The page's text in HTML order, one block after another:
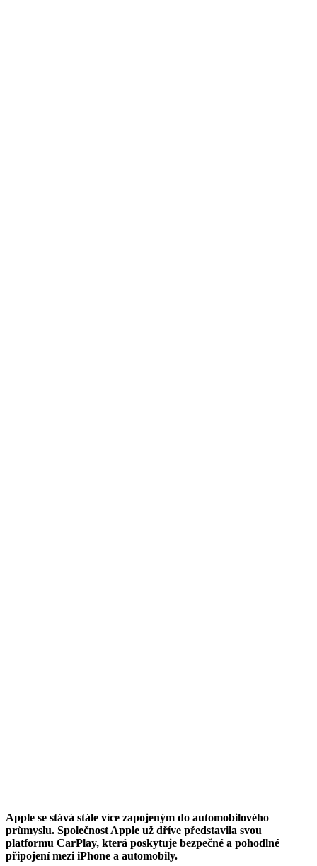
Apple se stává stále více zapojeným do automobilového
průmyslu. Společnost Apple už dříve představila svou
platformu CarPlay, která poskytuje bezpečné a pohodlné
připojení mezi iPhone a automobily.